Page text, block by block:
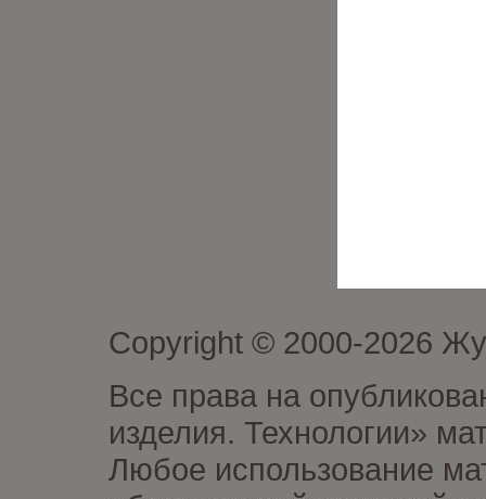
Copyright © 2000-2026
Все права на
изделия. Технологии»
Любое использование